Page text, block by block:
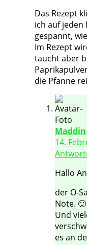
Das Rezept
ich auf jeden
gespannt,
Im Rezept
taucht aber
die Pfanne
Maddin
14.
Hallo
der O-
Note. 🙂
Und
es an